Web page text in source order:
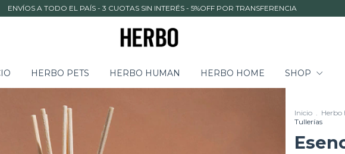
ENVÍOS A TODO EL PAÍS - 3 CUOTAS SIN INTERÉS - 5%OFF POR TRANSFERENCIA
HERBO PETS HERBO HUMAN HERBO HOME SHOP
Inicio . Herbo
Tullerías